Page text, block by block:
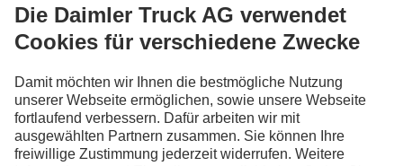
FOLLOW THE ROADSTARS.
Tausche jetzt Erfahrungen mit anderen Truckerinnen und
Steig ein